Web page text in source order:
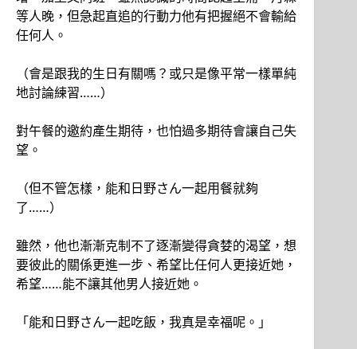
等人晚，但急起直追的行動力他有把握絕不會輸給
任何人。
（會是跟我的生日有關嗎？或只是像平常一樣單純
地討論練習……）
對午餐的邀約產生期待，也怕過多期待會讓自己失
望。
（但不管怎樣，能和日野さん一起用餐就夠
了……）
雖然，他也漸漸克制不了逐漸變得貪婪的渴望，想
要彼此的關係更進一步、希望比任何人更接近她，
希望……能不讓其他男人接近她。
「能和日野さん一起吃飯，我真是幸福呢。」